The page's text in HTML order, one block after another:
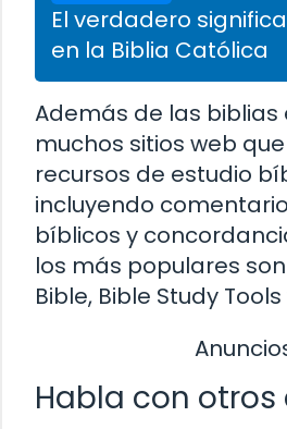
El verdadero
en la Biblia Católica
Además de las biblias
muchos sitios web
recursos de estudio
incluyendo
bíblicos y
los más populares
Bible, Bible Study
Habla con